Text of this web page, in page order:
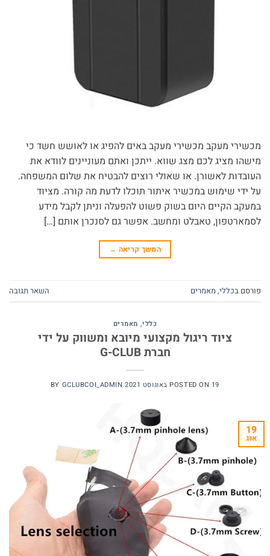
מכשירי מעקב מכשירי מעקב באים להפיג או לאושש חשד כי
מישהו מציג לכם מצג שווא. ייתכן ואתם מעוניינים לוודא את
העובדות לאשורן. או שאולי רוצים להבטיח את שלום המשפחה.
על ידי שימוש במכשיר איתור תוכלו לדעת מה קורה. מציוד
במעקב הקיים היום בשוק פשוט להפעלה וניתן לקבל מידע
לסמארטפון, טאבלט ומחשב. אפשר גם לסנכרן אותם […]
המשך קריאה →
פורסם בכללי,מאמרים השאר תגובה
כללי, מאמרים
ציוד ריגול מקצועי מיובא ומשווק על ידי
חברת G-CLUB
POSTED ON 19 באוגוסט 2021 BY GCLUBCOI_ADMIN
19
אוג